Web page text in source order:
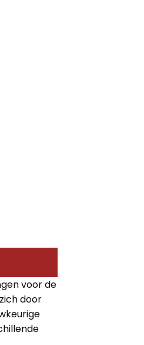
voor de
door